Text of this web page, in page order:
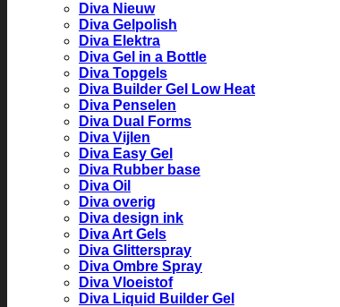
Diva Nieuw
Diva Gelpolish
Diva Elektra
Diva Gel in a Bottle
Diva Topgels
Diva Builder Gel Low Heat
Diva Penselen
Diva Dual Forms
Diva Vijlen
Diva Easy Gel
Diva Rubber base
Diva Oil
Diva overig
Diva design ink
Diva Art Gels
Diva Glitterspray
Diva Ombre Spray
Diva Vloeistof
Diva Liquid Builder Gel